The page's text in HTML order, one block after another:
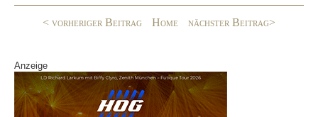
o< vorheriger Beitrag Home nächster Beitrag>
Anzeige